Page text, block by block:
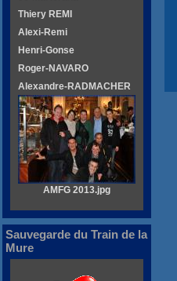
Thiery REMI
Alexi-Remi
Henri-Gonse
Roger-NAVARO
Alexandre-RADMACHER
AMFG 2013.jpg
Sauvegarde du Train de la
Mure